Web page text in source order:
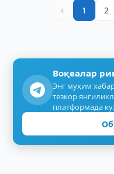
‹ 1 2
Воқеалар
Энг муҳим
тезкор
платформада